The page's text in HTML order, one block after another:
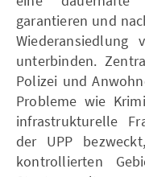
garantieren und
Wiederansiedlung
unterbinden.
Polizei und
Probleme wie
infrastrukturelle
der UPP
kontrollierten